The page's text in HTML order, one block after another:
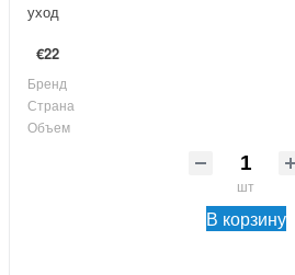
уход
€22
Бренд
Страна
Объем
шт
В корзину